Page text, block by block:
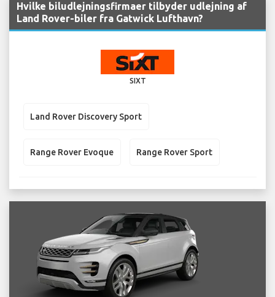
Hvilke biludlejningsfirmaer tilbyder udlejning af
Land Rover-biler fra Gatwick Lufthavn?
SIXT
Land Rover Discovery Sport
Range Rover Evoque Range Rover Sport